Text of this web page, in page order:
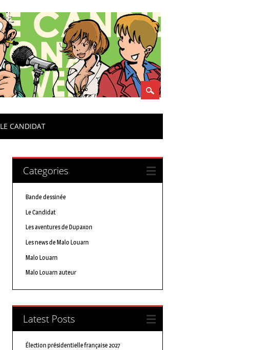
LE CANDIDAT
Categories
Bande dessinée
Le Candidat
Les aventures de Dupaxon
Les news de Malo Louarn
Malo Louarn
Malo Louarn auteur
Latest Posts
Élection présidentielle française 2027